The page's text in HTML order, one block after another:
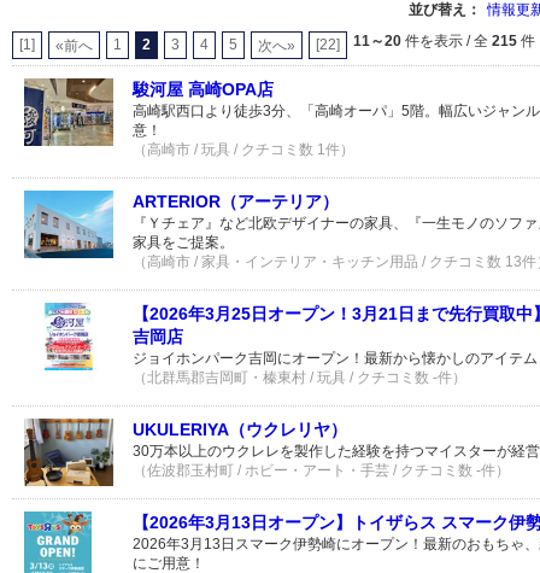
並び替え： 情報更
[1] «前へ 1 2 3 4 5 次へ» [22] 11～20 件を表示 / 全 215 件
駿河屋 高崎OPA店
高崎駅西口より徒歩3分、「高崎オーパ」5階。幅広いジャン
意！
（高崎市 / 玩具 / クチコミ数 1件）
ARTERIOR（アーテリア）
『Ｙチェア』など北欧デザイナーの家具、『一生モノのソ
家具をご提案。
（高崎市 / 家具・インテリア・キッチン用品 / クチコミ数 13件
【2026年3月25日オープン！3月21日まで先行買取
吉岡店
ジョイホンパーク吉岡にオープン！最新から懐かしのアイテ
（北群馬郡吉岡町・榛東村 / 玩具 / クチコミ数 -件）
UKULERIYA（ウクレリヤ）
30万本以上のウクレレを製作した経験を持つマイスターが経
（佐波郡玉村町 / ホビー・アート・手芸 / クチコミ数 -件）
【2026年3月13日オープン】トイザらス スマーク伊
2026年3月13日スマーク伊勢崎にオープン！最新のおもちゃ
にご用意！